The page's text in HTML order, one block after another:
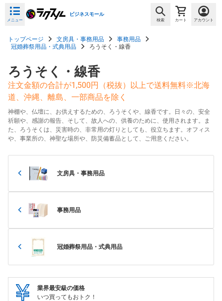
メニュー
ビジネスモール
検索 カート アカウント
トップページ 文房具・事務用品
事務用品
冠婚葬祭用品・式典用品
ろうそく・線香
ろうそく・線香
注文金額の合計が1,500円（税抜）以上で送料無料※北海
道、沖縄、離島、一部商品を除く
神棚や、仏壇に、お供えするための、ろうそくや、線香です。日々の、安全
祈願や、感謝の報告、そして、故人への、供養のために、使用されます。ま
た、ろうそくは、災害時の、非常用の灯りとしても、役立ちます。オフィス
や、事業所の、神聖な場所や、防災備蓄品として、ご用意ください。
文房具・事務用品
事務用品
冠婚葬祭用品・式典用品
業界最安級の価格
いつ買ってもおトク！